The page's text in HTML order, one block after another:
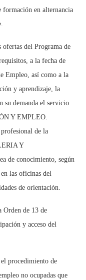
formación en alternancia
ofertas del Programa de
a la fecha de
Empleo, así como a la
y aprendizaje, la
su demanda el servicio
Y EMPLEO.
de la
Y
de conocimiento, según
las oficinas del
de orientación.
Orden de 13 de
y acceso del
procedimiento de
no ocupadas que